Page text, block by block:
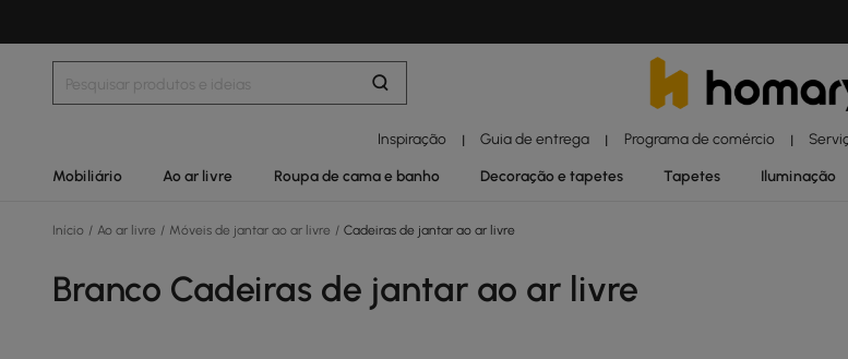
Inspiração | Guia de entrega | Programa de comércio |
Mobiliário Ao ar livre Roupa de cama e banho Decoração e tapetes Tapetes Iluminação
Início / Ao ar livre / Móveis de jantar ao ar livre / Cadeiras de jantar ao ar livre
Branco Cadeiras de jantar ao ar livre